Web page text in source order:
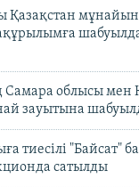
Қазақстан
Самара облысы мен
зауытына
тиесілі "Байсат"
сатылды